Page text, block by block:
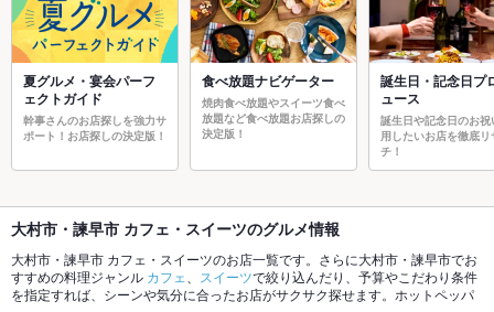
夏グルメ・宴会パーフ
ェクトガイド
幹事さんのお店探しを強力サ
ポート！お店探しの決定版！
食べ放題ナビゲーター
焼肉食べ放題やスイーツ食べ
放題など食べ放題お店探しの
決定版！
誕生日・記念日プ
ュース
誕生日や記念日のお祝
用したいお店を徹底リ
チ！
大村市・諫早市 カフェ・スイーツのグルメ情報
大村市・諫早市 カフェ・スイーツのお店一覧です。さらに大村市・諫早市でお
すすめの料理ジャンル カフェ スイーツで絞り込んだり、予算やこだわり条件
を指定すれば、シーンや気分に合ったお店がサクサク探せます。ホットペッパ